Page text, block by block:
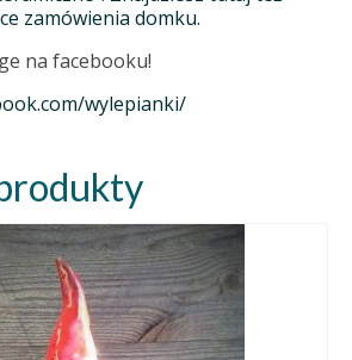
zamówienia domku.
na facebooku!
wylepianki/